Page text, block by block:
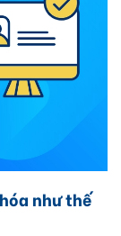
như thế